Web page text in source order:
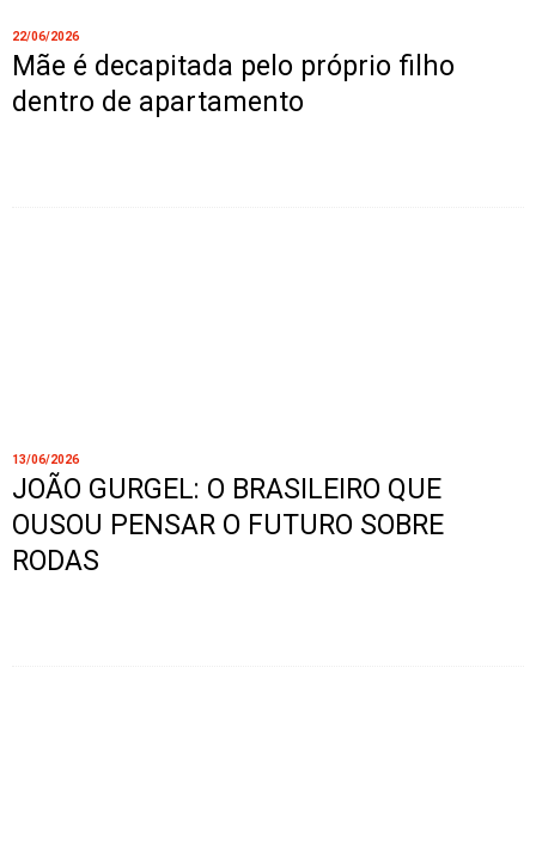
22/06/2026
Mãe é decapitada pelo próprio filho
dentro de apartamento
13/06/2026
JOÃO GURGEL: O BRASILEIRO QUE
OUSOU PENSAR O FUTURO SOBRE
RODAS